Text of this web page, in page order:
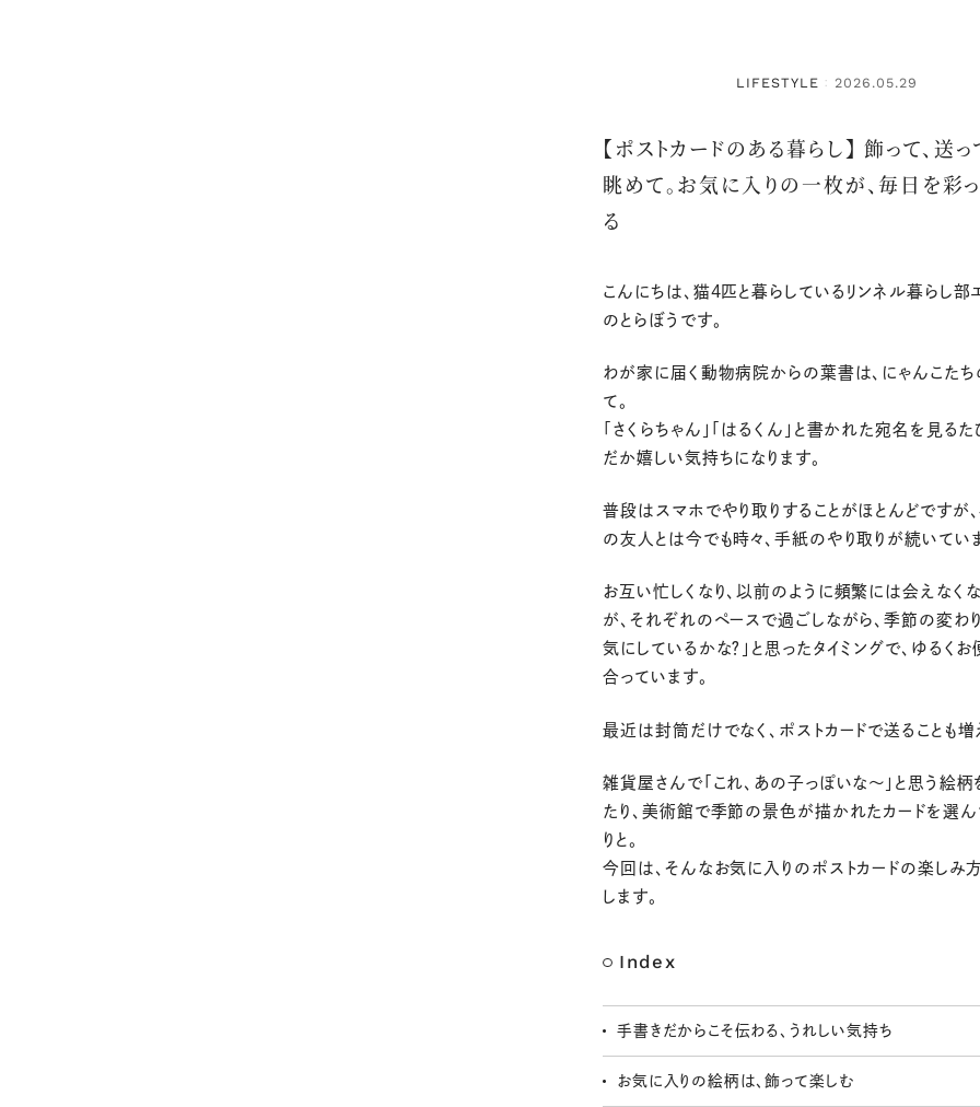
LIFESTYLE ： 2026.05.29
【ポストカードのある暮らし】 飾って、送っ
眺めて。お気に入りの一枚が、毎日を彩
る
こんにちは、猫4匹と暮らしているリンネル暮らし部
のとらぼうです。
わが家に届く動物病院からの葉書は、にゃんこた
て。
「さくらちゃん」「はるくん」と書かれた宛名を見るた
だか嬉しい気持ちになります。
普段はスマホでやり取りすることがほとんどですが
の友人とは今でも時々、手紙のやり取りが続いてい
お互い忙しくなり、以前のように頻繁には会えなく
が、それぞれのペースで過ごしながら、季節の変わ
気にしているかな？」と思ったタイミングで、ゆるくお
合っています。
最近は封筒だけでなく、ポストカードで送ることも増
雑貨屋さんで「これ、あの子っぽいな〜」と思う絵
たり、美術館で季節の景色が描かれたカードを選
りと。
今回は、そんなお気に入りのポストカードの楽しみ
します。
Index
手書きだからこそ伝わる、うれしい気持ち
お気に入りの絵柄は、飾って楽しむ